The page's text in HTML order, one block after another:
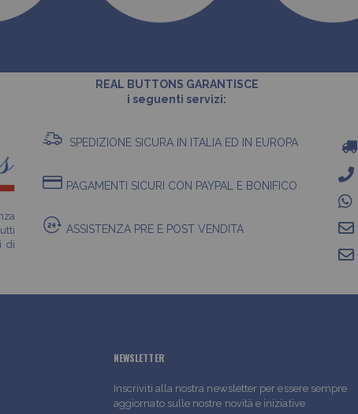
di
REAL BUTTONS GARANTISCE
i seguenti servizi:
SPEDIZIONE SICURA IN ITALIA ED IN EUROPA
PAGAMENTI SICURI CON PAYPAL E BONIFICO
ASSISTENZA PRE E POST VENDITA
NEWSLETTER
Inscriviti alla nostra newsletter per essere sempre
aggiornato sulle nostre novità e iniziative